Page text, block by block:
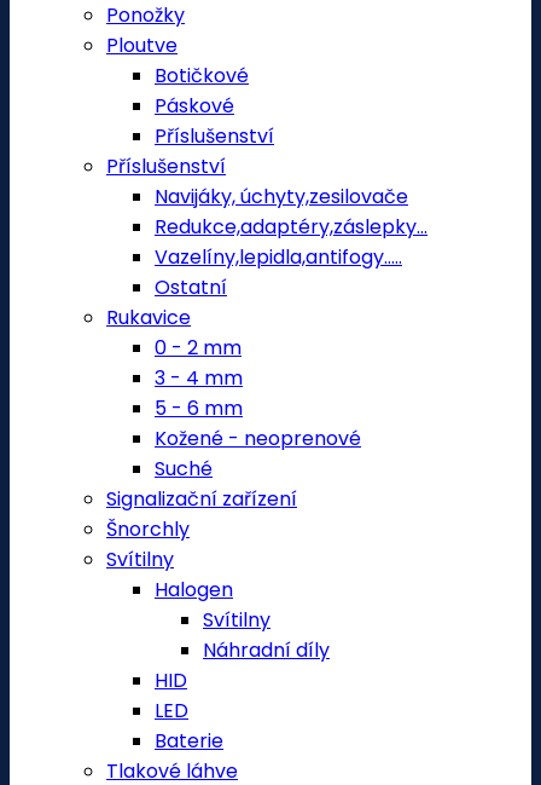
Ponožky
Ploutve
Botičkové
Páskové
Příslušenství
Příslušenství
Navijáky, úchyty,zesilovače
Redukce,adaptéry,záslepky...
Vazelíny,lepidla,antifogy.....
Ostatní
Rukavice
0 - 2 mm
3 - 4 mm
5 - 6 mm
Kožené - neoprenové
Suché
Signalizační zařízení
Šnorchly
Svítilny
Halogen
Svítilny
Náhradní díly
HID
LED
Baterie
Tlakové láhve